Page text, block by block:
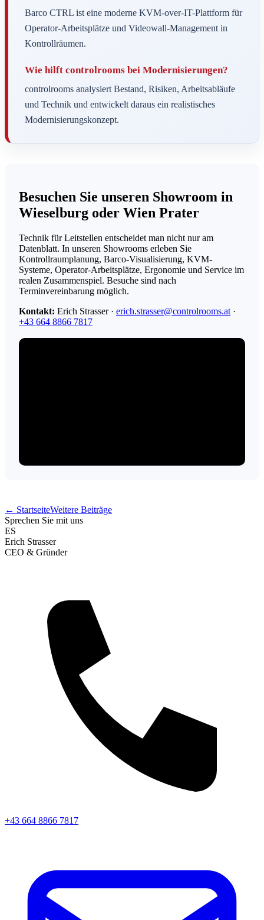
Barco CTRL ist eine moderne KVM-over-IT-Plattform für
Operator-Arbeitsplätze und Videowall-Management in
Kontrollräumen.
Wie hilft controlrooms bei Modernisierungen?
controlrooms analysiert Bestand, Risiken, Arbeitsabläufe
und Technik und entwickelt daraus ein realistisches
Modernisierungskonzept.
Besuchen Sie unseren Showroom in
Wieselburg oder Wien Prater
Technik für Leitstellen entscheidet man nicht nur am
Datenblatt. In unseren Showrooms erleben Sie
Kontrollraumplanung, Barco-Visualisierung, KVM-
Systeme, Operator-Arbeitsplätze, Ergonomie und Service im
realen Zusammenspiel. Besuche sind nach
Terminvereinbarung möglich.
Kontakt: Erich Strasser · erich.strasser@controlrooms.at ·
+43 664 8866 7817
← StartseiteWeitere Beiträge
Sprechen Sie mit uns
ES
Erich Strasser
CEO & Gründer
+43 664 8866 7817